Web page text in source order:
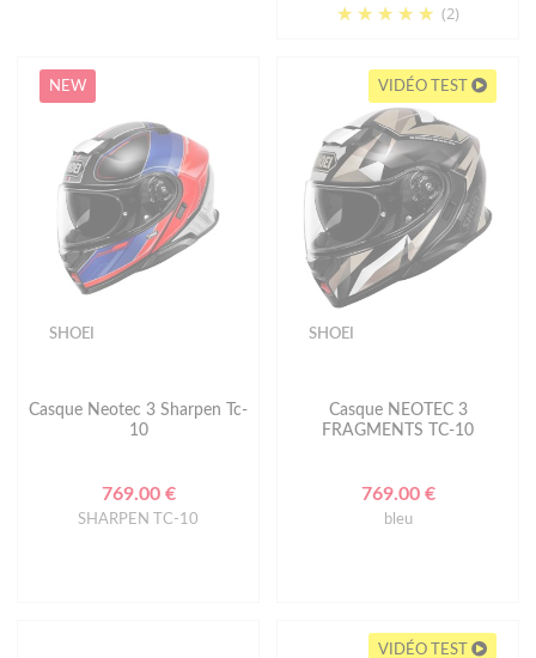
(2)
NEW
SHOEI
Casque Neotec 3 Sharpen Tc-
10
769.00 €
SHARPEN TC-10
VIDÉO TEST
SHOEI
Casque NEOTEC 3
FRAGMENTS TC-10
769.00 €
bleu
VIDÉO TEST